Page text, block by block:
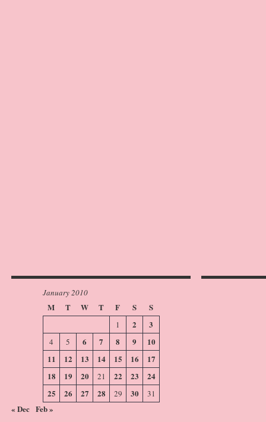
January 2010
M T W T F S S
1 2 3
4 5 6 7 8 9
10
11
12 13 14 15 16
17
18
19 20 21 22 23
24
25
26 27 28 29 30 31
« Dec Feb »